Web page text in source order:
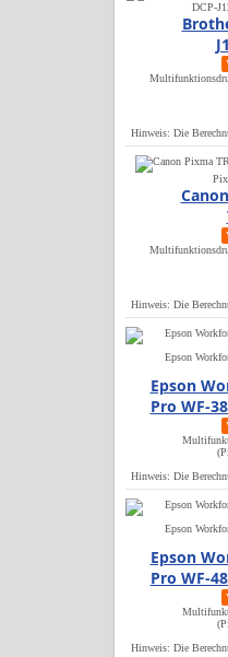
DCP-
Hinweis: Die
Hinweis: Die
Epson
Epson
Pro WF-
Hinweis: Die
Epson
Epson
Pro WF-
Hinweis: Die